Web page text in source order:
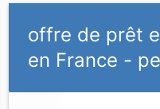
s'il vous
offre de prêt
en France -